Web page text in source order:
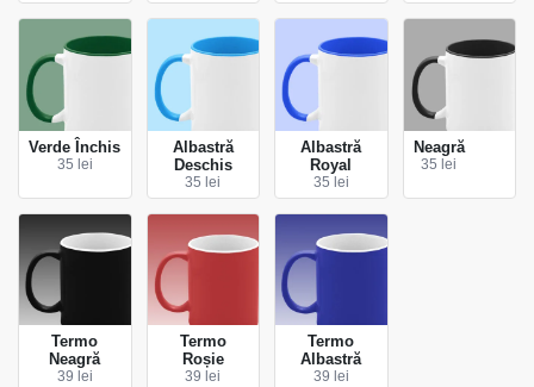
Verde Închis
35 lei
Albastră
Deschis
35 lei
Albastră
Royal
35 lei
Neagră
35 lei
Termo
Neagră
39 lei
Termo
Roșie
39 lei
Termo
Albastră
39 lei